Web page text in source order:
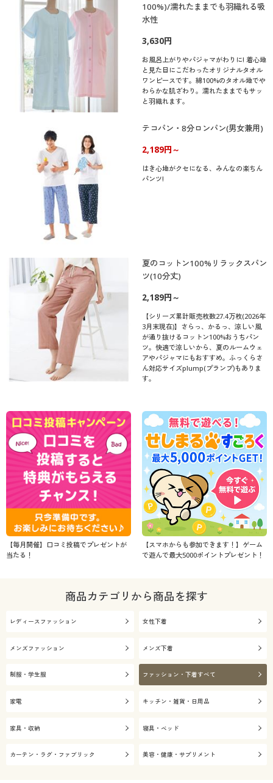
100%)/濡れたままでも羽織れる吸
水性
3,630円
お風呂上がりやパジャマがわりに! 着心地
と見た目にこだわったオリジナルタオル
ワンピースです。綿100%のタオル地でや
わらかな肌ざわり。濡れたままでもサッ
と羽織れます。
テコパン・8分ロンパン(男女兼用)
2,189円～
はき心地がクセになる、みんなの楽ちん
パンツ!
夏のコットン100%リラックスパン
ツ(10分丈)
2,189円～
【シリーズ累計販売枚数27.4万枚(2026年
3月末現在)】さらっ、かるっ、涼しい風
が通り抜けるコットン100%おうちパン
ツ。快適で涼しいから、夏のルームウェ
アやパジャマにもおすすめ。ふっくらさ
ん対応サイズplump(プランプ)もありま
す。
【毎月開催】口コミ投稿でプレゼントが
当たる！
【スマホからも参加できます！】ゲーム
で遊んで最大5000ポイントプレゼント！
商品カテゴリから商品を探す
レディースファッション 女性下着
メンズファッション メンズ下着
制服・学生服 ファッション・下着すべて
家電 キッチン・雑貨・日用品
家具・収納 寝具・ベッド
カーテン・ラグ・ファブリック 美容・健康・サプリメント